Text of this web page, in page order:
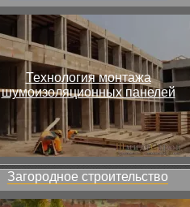
Технология монтажа
шумоизоляционных панелей
Загородное строительство